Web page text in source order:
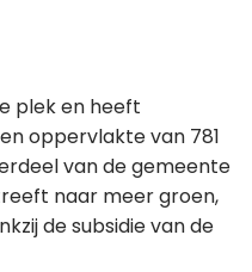
plek en heeft
oppervlakte van 781
van de gemeente
naar meer groen,
de subsidie van de